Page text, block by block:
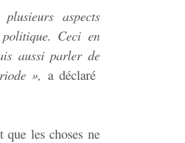
aspects
Ceci en
aussi parler de
», a déclaré
les choses ne